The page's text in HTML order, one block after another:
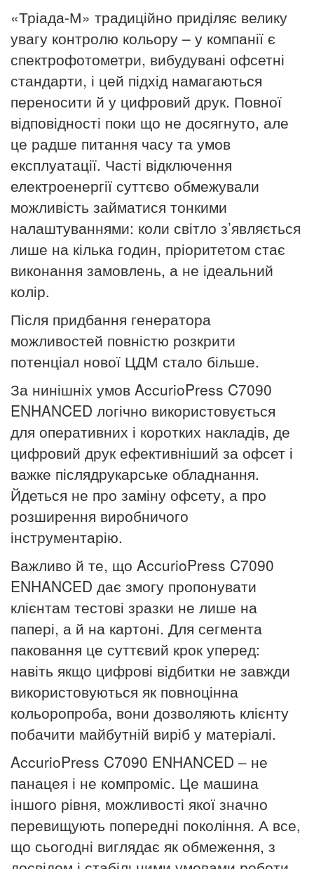
«Тріада-М» традиційно приділяє велику
увагу контролю кольору – у компанії є
спектрофотометри, вибудувані офсетні
стандарти, і цей підхід намагаються
переносити й у цифровий друк. Повної
відповідності поки що не досягнуто, але
це радше питання часу та умов
експлуатації. Часті відключення
електроенергії суттєво обмежували
можливість займатися тонкими
налаштуваннями: коли світло з’являється
лише на кілька годин, пріоритетом стає
виконання замовлень, а не ідеальний
колір.
Після придбання генератора
можливостей повністю розкрити
потенціал нової ЦДМ стало більше.
За нинішніх умов AccurioPress C7090
ENHANCED логічно використовується
для оперативних і коротких накладів, де
цифровий друк ефективніший за офсет і
важке післядрукарське обладнання.
Йдеться не про заміну офсету, а про
розширення виробничого
інструментарію.
Важливо й те, що AccurioPress C7090
ENHANCED дає змогу пропонувати
клієнтам тестові зразки не лише на
папері, а й на картоні. Для сегмента
паковання це суттєвий крок уперед:
навіть якщо цифрові відбитки не завжди
використовуються як повноцінна
кольоропроба, вони дозволяють клієнту
побачити майбутній виріб у матеріалі.
AccurioPress C7090 ENHANCED – не
панацея і не компроміс. Це машина
іншого рівня, можливості якої значно
перевищують попередні покоління. А все,
що сьогодні виглядає як обмеження, з